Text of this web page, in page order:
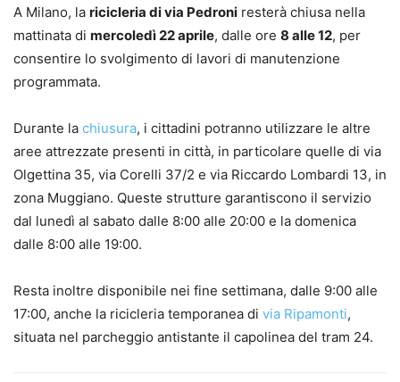
A Milano, la ricicleria di via Pedroni resterà chiusa nella
mattinata di mercoledì 22 aprile, dalle ore 8 alle 12, per
consentire lo svolgimento di lavori di manutenzione
programmata.
Durante la chiusura, i cittadini potranno utilizzare le altre
aree attrezzate presenti in città, in particolare quelle di via
Olgettina 35, via Corelli 37/2 e via Riccardo Lombardi 13, in
zona Muggiano. Queste strutture garantiscono il servizio
dal lunedì al sabato dalle 8:00 alle 20:00 e la domenica
dalle 8:00 alle 19:00.
Resta inoltre disponibile nei fine settimana, dalle 9:00 alle
17:00, anche la ricicleria temporanea di via Ripamonti,
situata nel parcheggio antistante il capolinea del tram 24.